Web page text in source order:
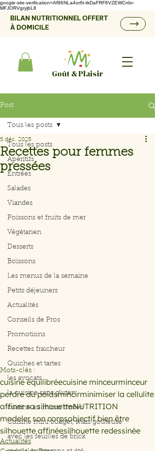
google-site-verification=Af96NLa4or6t-tkDaFRF8VZEWCnbr-
MFJORVgryjbL8
BILAN NUTRITIONNEL OFFERT
À DOMICILE
Goût & Plaisir
Post
Tous les posts
Apéritifs
Entrées
Salades
Viandes
Poissons et fruits de mer
Végétarien
Desserts
Boissons
Les menus de la semaine
Petits déjeuners
Actualités
Conseils de Pros
Promotions
Recettes fraicheur
Quiches et tartes
les avocats
la cuisine sans gluten
cuisine au micro ondes
Cuisine mini budget, mais goûteuse
avec les feuilles de brick
Tous les posts
Recettes pour femmes
pressées
5 déc. 2025
Mots-clés :
cuisine équilibréecuisine minceurminceur
perdre du poidsmincirminimiser la cellulite
affiner sa silhouetteNUTRITION
modeler son corpsobjectif bien être
silhouette affinéesilhouette redessinée
Actualités